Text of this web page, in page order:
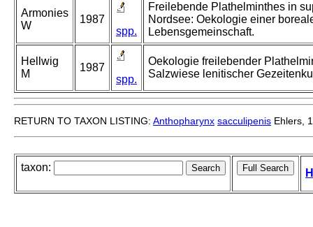
Armonies
W
1987
spp.
Freilebende Plathelminthes in
Nordsee: Oekologie einer
Lebensgemeinschaft.
Hellwig
M
1987
spp.
Oekologie freilebender
Salzwiese lenitischer
RETURN TO TAXON LISTING: Anthopharynx sacculipenis Ehlers,
taxon: